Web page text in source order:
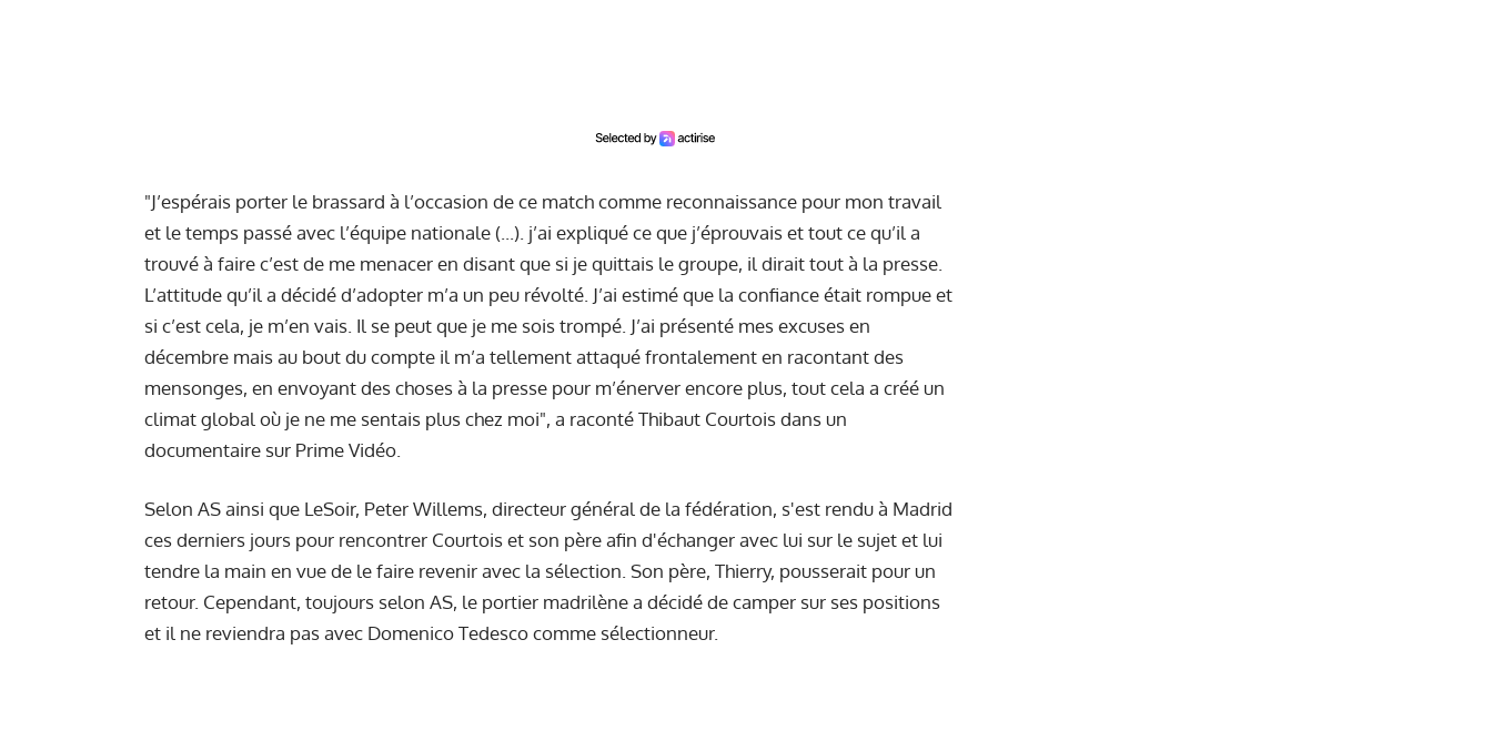
"J’espérais porter le brassard à l’occasion de ce match comme reconnaissance pour mon travail
et le temps passé avec l’équipe nationale (...). j’ai expliqué ce que j’éprouvais et tout ce qu’il a
trouvé à faire c’est de me menacer en disant que si je quittais le groupe, il dirait tout à la presse.
L’attitude qu’il a décidé d’adopter m’a un peu révolté. J’ai estimé que la confiance était rompue et
si c’est cela, je m’en vais. Il se peut que je me sois trompé. J’ai présenté mes excuses en
décembre mais au bout du compte il m’a tellement attaqué frontalement en racontant des
mensonges, en envoyant des choses à la presse pour m’énerver encore plus, tout cela a créé un
climat global où je ne me sentais plus chez moi", a raconté Thibaut Courtois dans un
documentaire sur Prime Vidéo.
Selon AS ainsi que LeSoir, Peter Willems, directeur général de la fédération, s'est rendu à Madrid
ces derniers jours pour rencontrer Courtois et son père afin d'échanger avec lui sur le sujet et lui
tendre la main en vue de le faire revenir avec la sélection. Son père, Thierry, pousserait pour un
retour. Cependant, toujours selon AS, le portier madrilène a décidé de camper sur ses positions
et il ne reviendra pas avec Domenico Tedesco comme sélectionneur.